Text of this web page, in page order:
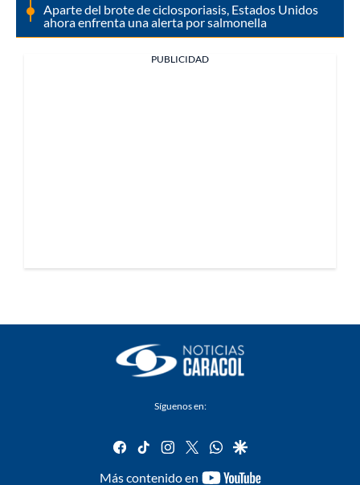
Aparte del brote de ciclosporiasis, Estados Unidos
ahora enfrenta una alerta por salmonella
PUBLICIDAD
Síguenos en:
facebook
tiktok instagram
twitterwhatsapp
google
Más contenido en
youtube-